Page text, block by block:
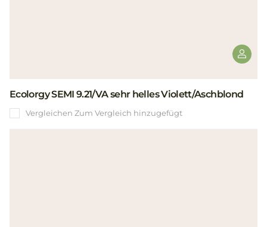
Ecolorgy SEMI 9.21/VA sehr helles Violett/Aschblond
Vergleichen Zum Vergleich hinzugefügt